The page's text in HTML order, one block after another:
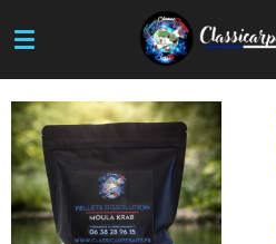
au
contenu
principal